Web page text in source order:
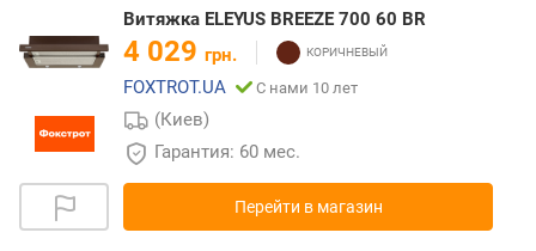
Витяжка ELEYUS BREEZE 700 60 BR
4 029 грн.
FOXTROT.UA
С нами 10 лет
(Киев)
Гарантия: 60 мес.
Перейти в магазин